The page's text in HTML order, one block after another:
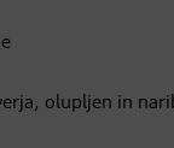
olupljen in